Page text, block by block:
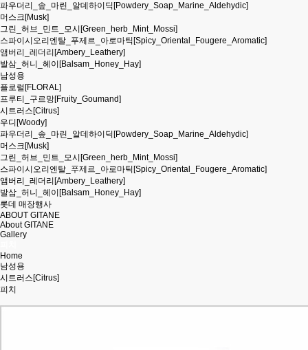
파우더리_솦_마린_알데하이딕[Powdery_Soap_Marine_Aldehydic]
머스크[Musk]
그린_허브_민트_모시[Green_herb_Mint_Mossi]
스파이시오리엔탈_푸제르_아로마틱[Spicy_Oriental_Fougere_Aromatic]
앰버리_레더리[Ambery_Leathery]
발삼_허니_헤이[Balsam_Honey_Hay]
남성용
플로럴[FLORAL]
프루티_구르망[Fruity_Goumand]
시트러스[Citrus]
우디[Woody]
파우더리_솦_마린_알데하이딕[Powdery_Soap_Marine_Aldehydic]
머스크[Musk]
그린_허브_민트_모시[Green_herb_Mint_Mossi]
스파이시오리엔탈_푸제르_아로마틱[Spicy_Oriental_Fougere_Aromatic]
앰버리_레더리[Ambery_Leathery]
발삼_허니_헤이[Balsam_Honey_Hay]
롯데 매장행사
ABOUT GITANE
About GITANE
Gallery
Home
남성용
시트러스[Citrus]
피치